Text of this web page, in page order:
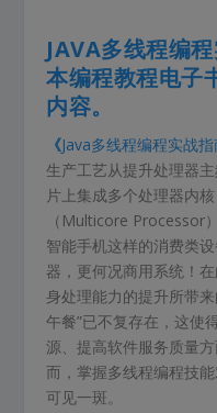
JAVA多线程编
本编程教程电子
内容。
《Java多线程编程实战指
生产工艺从提升处理器
片上集成多个处理器内
（Multicore
智能手机这样的消费类
器，更何况商用系统！
身处理能力的提升所带
午餐”已不复存在，这使
源、提高软件服务质量
而，掌握多线程编程技
可见一斑。